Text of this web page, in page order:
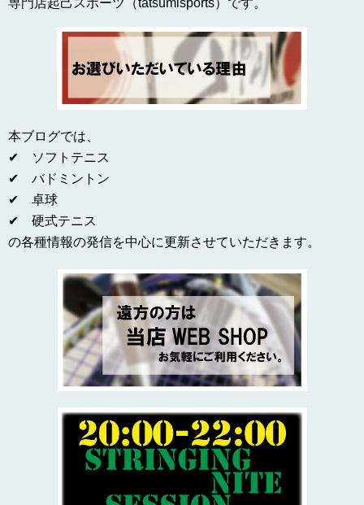
専門店起己スポーツ（tatsumisports）です。
本ブログでは、
✔ ソフトテニス
✔ バドミントン
✔ 卓球
✔ 硬式テニス
の各種情報の発信を中心に更新させていただきます。